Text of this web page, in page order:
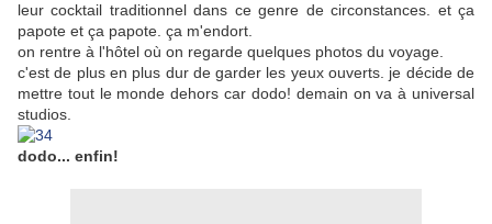
leur cocktail traditionnel dans ce genre de circonstances. et ça
papote et ça papote. ça m'endort.
on rentre à l'hôtel où on regarde quelques photos du voyage.
c'est de plus en plus dur de garder les yeux ouverts. je décide de
mettre tout le monde dehors car dodo! demain on va à universal
studios.
dodo... enfin!